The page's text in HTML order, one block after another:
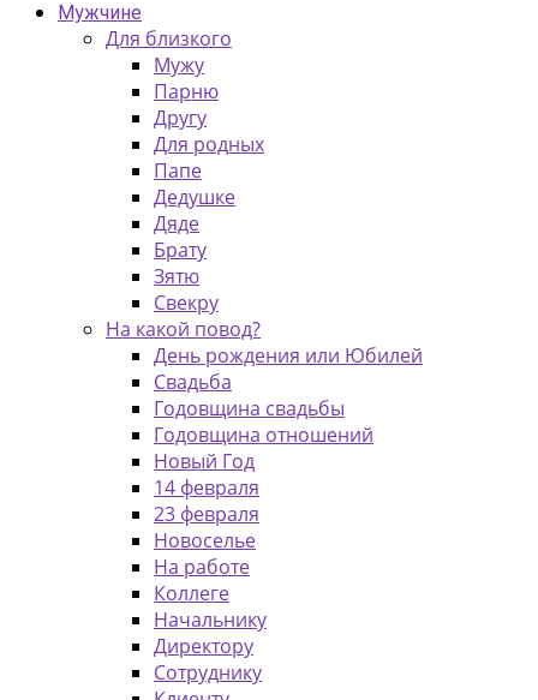
Мужчине
Для близкого
Мужу
Парню
Другу
Для родных
Папе
Дедушке
Дяде
Брату
Зятю
Свекру
На какой повод?
День рождения или Юбилей
Свадьба
Годовщина свадьбы
Годовщина отношений
Новый Год
14 февраля
23 февраля
Новоселье
На работе
Коллеге
Начальнику
Директору
Сотруднику